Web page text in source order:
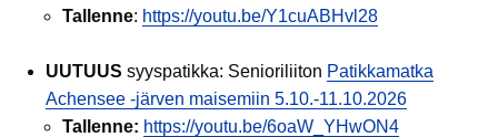
Tallenne: https://youtu.be/Y1cuABHvl28
UUTUUS syyspatikka: Senioriliiton Patikkamatka
Achensee -järven maisemiin 5.10.-11.10.2026
Tallenne: https://youtu.be/6oaW_YHwON4